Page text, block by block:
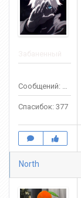
Сообщений: 356
Спасибок: 377
North